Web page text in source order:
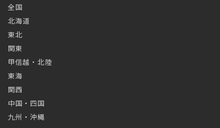
全国
北海道
東北
関東
甲信越・北陸
東海
関西
中国・四国
九州・沖縄